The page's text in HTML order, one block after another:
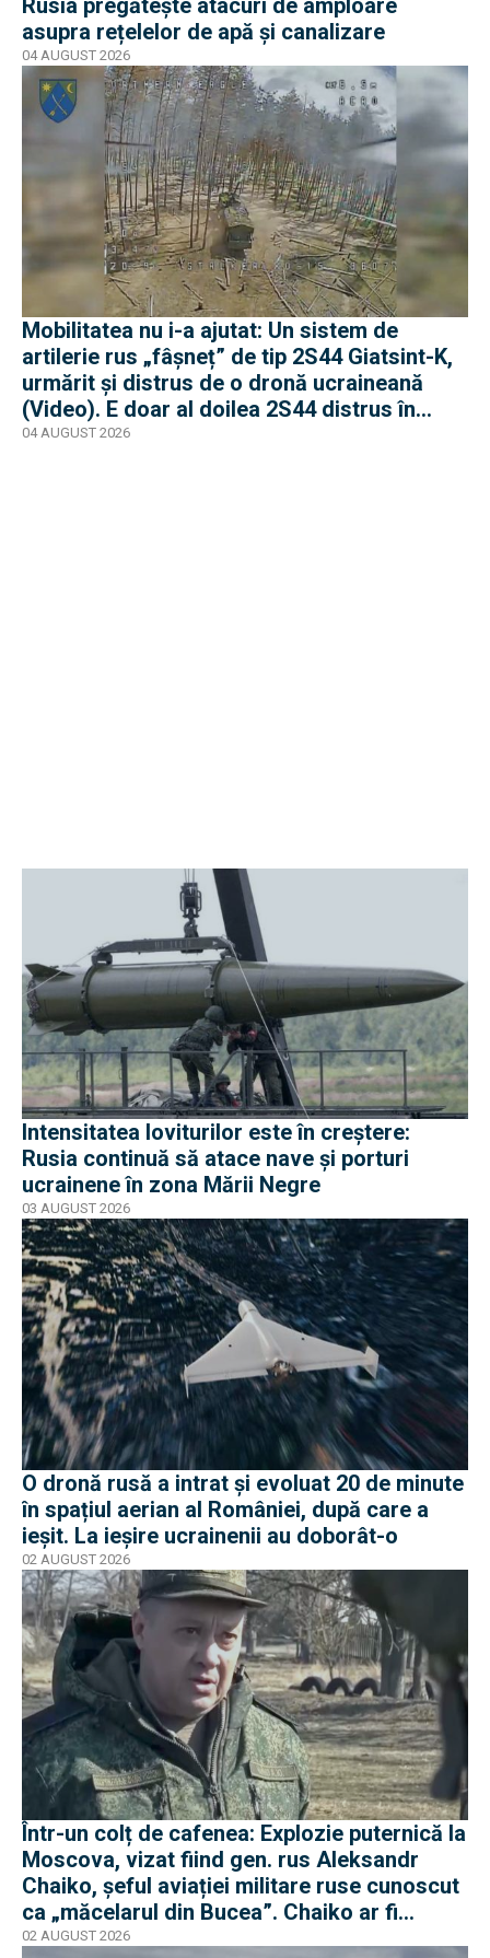
Rusia pregătește atacuri de amploare
asupra rețelelor de apă și canalizare
04 AUGUST 2026
Mobilitatea nu i-a ajutat: Un sistem de
artilerie rus „fâșneț” de tip 2S44 Giatsint-K,
urmărit și distrus de o dronă ucraineană
(Video). E doar al doilea 2S44 distrus în
război
04 AUGUST 2026
Intensitatea loviturilor este în creștere:
Rusia continuă să atace nave și porturi
ucrainene în zona Mării Negre
03 AUGUST 2026
O dronă rusă a intrat și evoluat 20 de minute
în spațiul aerian al României, după care a
ieșit. La ieșire ucrainenii au doborât-o
02 AUGUST 2026
Într-un colț de cafenea: Explozie puternică la
Moscova, vizat fiind gen. rus Aleksandr
Chaiko, șeful aviației militare ruse cunoscut
ca „măcelarul din Bucea”. Chaiko ar fi
supraviețuit
02 AUGUST 2026